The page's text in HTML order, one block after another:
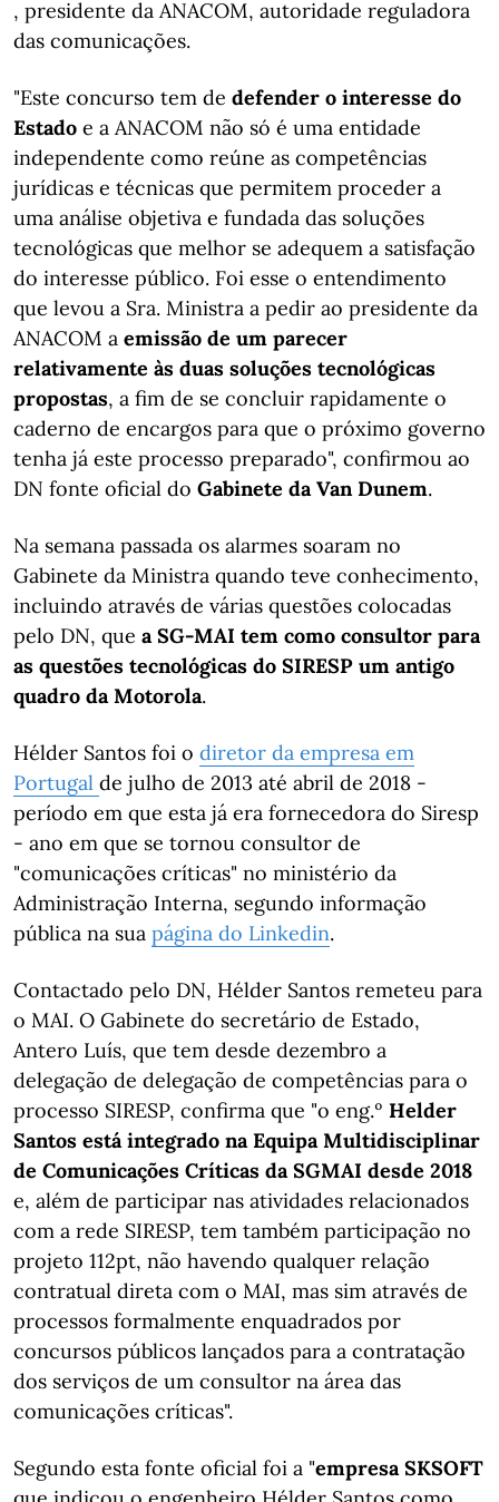
, presidente da ANACOM, autoridade reguladora
das comunicações.
"Este concurso tem de defender o interesse do
Estado e a ANACOM não só é uma entidade
independente como reúne as competências
jurídicas e técnicas que permitem proceder a
uma análise objetiva e fundada das soluções
tecnológicas que melhor se adequem a satisfação
do interesse público. Foi esse o entendimento
que levou a Sra. Ministra a pedir ao presidente da
ANACOM a emissão de um parecer
relativamente às duas soluções tecnológicas
propostas, a fim de se concluir rapidamente o
caderno de encargos para que o próximo governo
tenha já este processo preparado", confirmou ao
DN fonte oficial do Gabinete da Van Dunem.
Na semana passada os alarmes soaram no
Gabinete da Ministra quando teve conhecimento,
incluindo através de várias questões colocadas
pelo DN, que a SG-MAI tem como consultor para
as questões tecnológicas do SIRESP um antigo
quadro da Motorola.
Hélder Santos foi o diretor da empresa em
Portugal de julho de 2013 até abril de 2018 -
período em que esta já era fornecedora do Siresp
- ano em que se tornou consultor de
"comunicações críticas" no ministério da
Administração Interna, segundo informação
pública na sua página do Linkedin.
Contactado pelo DN, Hélder Santos remeteu para
o MAI. O Gabinete do secretário de Estado,
Antero Luís, que tem desde dezembro a
delegação de delegação de competências para o
processo SIRESP, confirma que "o eng.º Helder
Santos está integrado na Equipa Multidisciplinar
de Comunicações Críticas da SGMAI desde 2018
e, além de participar nas atividades relacionados
com a rede SIRESP, tem também participação no
projeto 112pt, não havendo qualquer relação
contratual direta com o MAI, mas sim através de
processos formalmente enquadrados por
concursos públicos lançados para a contratação
dos serviços de um consultor na área das
comunicações críticas".
Segundo esta fonte oficial foi a "empresa SKSOFT